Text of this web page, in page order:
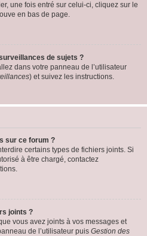
une fois entré sur celui-ci, cliquez sur le
en bas de page.
de sujets ?
dans votre panneau de l’utilisateur
) et suivez les instructions.
sur ce forum ?
certains types de fichiers joints. Si
à être chargé, contactez
joints ?
vous avez joints à vos messages et
de l’utilisateur puis Gestion des